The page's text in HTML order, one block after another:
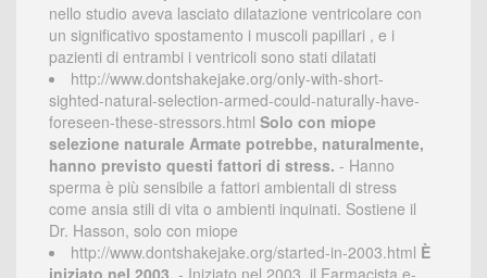
nello studio aveva lasciato dilatazione ventricolare con
un significativo spostamento i muscoli papillari , e i
pazienti di entrambi i ventricoli sono stati dilatati
http://www.dontshakejake.org/only-with-short-
sighted-natural-selection-armed-could-naturally-have-
foreseen-these-stressors.html Solo con miope
selezione naturale Armate potrebbe, naturalmente,
hanno previsto questi fattori di stress. - Hanno
sperma è più sensibile a fattori ambientali di stress
come ansia stili di vita o ambienti inquinati. Sostiene il
Dr. Hasson, solo con miope
http://www.dontshakejake.org/started-in-2003.html È
iniziato nel 2003. - Iniziato nel 2003, il Farmacista e-